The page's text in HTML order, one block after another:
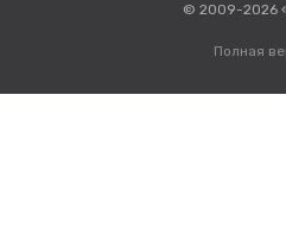
© 2009-2026
Полная